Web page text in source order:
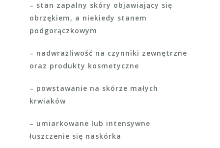
– stan zapalny skóry objawiający się
obrzękiem, a niekiedy stanem
podgorączkowym
– nadwrażliwość na czynniki zewnętrzne
oraz produkty kosmetyczne
– powstawanie na skórze małych
krwiaków
– umiarkowane lub intensywne
łuszczenie się naskórka